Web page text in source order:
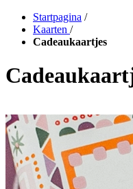
Startpagina /
Kaarten /
Cadeaukaartjes